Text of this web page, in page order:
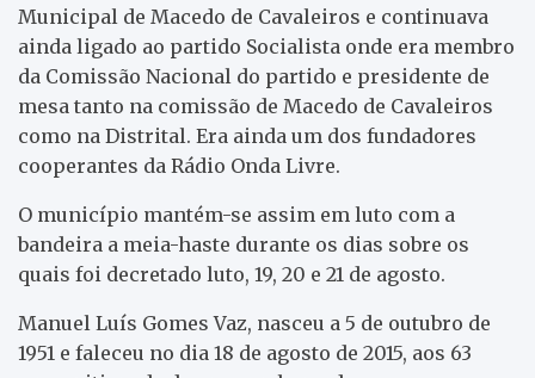
Municipal de Macedo de Cavaleiros e continuava
ainda ligado ao partido Socialista onde era membro
da Comissão Nacional do partido e presidente de
mesa tanto na comissão de Macedo de Cavaleiros
como na Distrital. Era ainda um dos fundadores
cooperantes da Rádio Onda Livre.
O município mantém-se assim em luto com a
bandeira a meia-haste durante os dias sobre os
quais foi decretado luto, 19, 20 e 21 de agosto.
Manuel Luís Gomes Vaz, nasceu a 5 de outubro de
1951 e faleceu no dia 18 de agosto de 2015, aos 63